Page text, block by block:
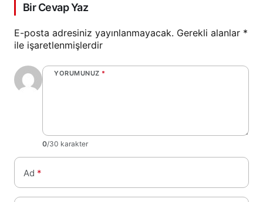
Bir Cevap Yaz
E-posta adresiniz yayınlanmayacak. Gerekli alanlar *
ile işaretlenmişlerdir
YORUMUNUZ *
0/30 karakter
Ad *